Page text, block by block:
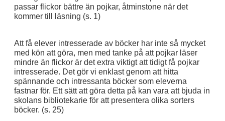
passar flickor bättre än pojkar, åtminstone när det
kommer till läsning (s. 1)
Att få elever intresserade av böcker har inte så mycket
med kön att göra, men med tanke på att pojkar läser
mindre än flickor är det extra viktigt att tidigt få pojkar
intresserade. Det gör vi enklast genom att hitta
spännande och intressanta böcker som eleverna
fastnar för. Ett sätt att göra detta på kan vara att bjuda in
skolans bibliotekarie för att presentera olika sorters
böcker. (s. 25)